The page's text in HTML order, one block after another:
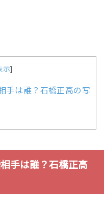
示]
手は誰？石橋正高の写
手は誰？石橋正高